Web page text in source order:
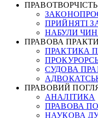
ПРАВОТВОРЧІСТЬ
ПРИЙНЯТІ
НАБУЛИ
ПРАВОВА
ПРАКТИКА
СУДОВА
ПРАВОВИЙ
АНАЛІТИКА
ПРАВОВА
НАУКОВА